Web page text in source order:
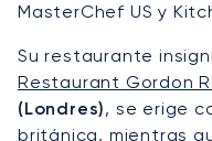
MasterChef US y
Su restaurante
Restaurant Gordon
(Londres), se erige
británica, mientras